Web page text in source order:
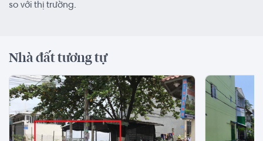
so với thị trường.
Nhà đất tương tự